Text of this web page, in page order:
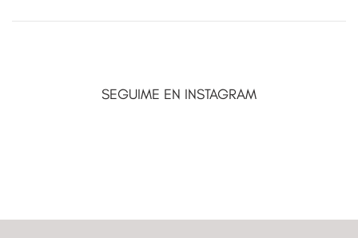
SEGUIME EN INSTAGRAM